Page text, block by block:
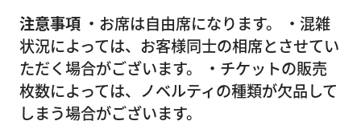
注意事項 ・お席は自由席になります。 ・混雑
状況によっては、お客様同士の相席とさせてい
ただく場合がございます。 ・チケットの販売
枚数によっては、ノベルティの種類が欠品して
しまう場合がございます。